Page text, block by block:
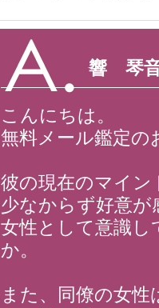
響 琴音
こんにちは。
無料メール鑑定
彼の現在のマイ
少なからず好意
女性として意識
か。
また、同僚の女